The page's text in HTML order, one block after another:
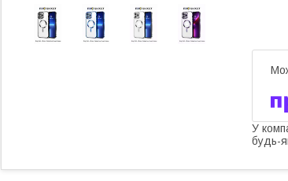
У
будь-